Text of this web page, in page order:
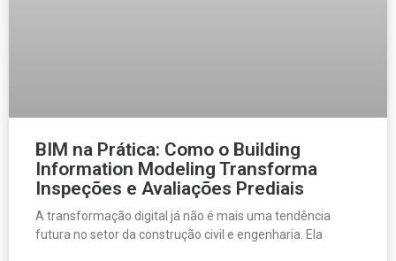
BIM na Prática: Como o Building
Information Modeling Transforma
Inspeções e Avaliações Prediais
A transformação digital já não é mais uma tendência
futura no setor da construção civil e engenharia. Ela